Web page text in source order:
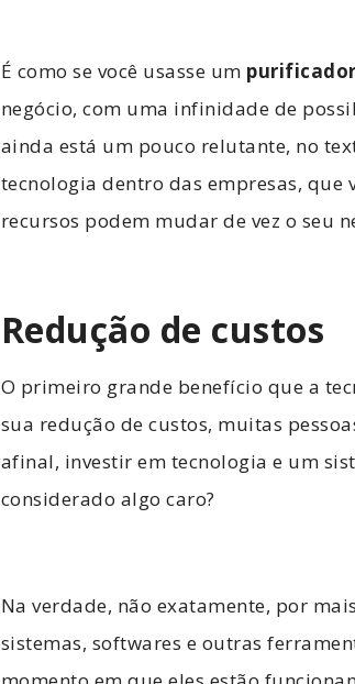
É como se você usasse um
negócio, com uma infinidade de
ainda está um pouco relutante, no
tecnologia dentro das empresas, que
recursos podem mudar de vez o seu
Redução de custos
O primeiro grande benefício que a
sua redução de custos, muitas
afinal, investir em tecnologia e um
considerado algo caro?
Na verdade, não exatamente, por
sistemas, softwares e outras